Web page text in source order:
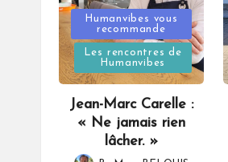
Posted
in
Humanvibes vous
recommande
Les rencontres de
Humanvibes
Jean-Marc Carelle :
« Ne jamais rien
lâcher. »